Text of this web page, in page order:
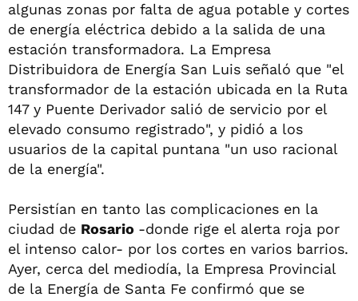
algunas zonas por falta de agua potable y cortes
de energía eléctrica debido a la salida de una
estación transformadora. La Empresa
Distribuidora de Energía San Luis señaló que "el
transformador de la estación ubicada en la Ruta
147 y Puente Derivador salió de servicio por el
elevado consumo registrado", y pidió a los
usuarios de la capital puntana "un uso racional
de la energía".
Persistían en tanto las complicaciones en la
ciudad de Rosario -donde rige el alerta roja por
el intenso calor- por los cortes en varios barrios.
Ayer, cerca del mediodía, la Empresa Provincial
de la Energía de Santa Fe confirmó que se